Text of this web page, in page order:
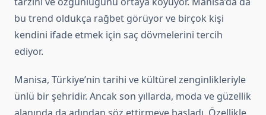
bu trend oldukça rağbet görüyor ve birçok kişi
kendini ifade etmek için saç dövmelerini tercih
ediyor.
Manisa, Türkiye’nin tarihi ve kültürel zenginlikleriyle
ünlü bir şehridir. Ancak son yıllarda, moda ve güzellik
alanında da adından söz ettirmeye başladı. Özellikle